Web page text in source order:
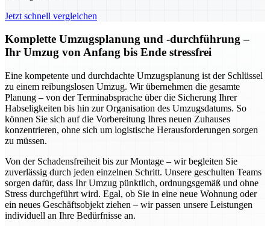
Jetzt schnell vergleichen
Komplette Umzugsplanung und -durchführung –
Ihr Umzug von Anfang bis Ende stressfrei
Eine kompetente und durchdachte Umzugsplanung ist der Schlüssel
zu einem reibungslosen Umzug. Wir übernehmen die gesamte
Planung – von der Terminabsprache über die Sicherung Ihrer
Habseligkeiten bis hin zur Organisation des Umzugsdatums. So
können Sie sich auf die Vorbereitung Ihres neuen Zuhauses
konzentrieren, ohne sich um logistische Herausforderungen sorgen
zu müssen.
Von der Schadensfreiheit bis zur Montage – wir begleiten Sie
zuverlässig durch jeden einzelnen Schritt. Unsere geschulten Teams
sorgen dafür, dass Ihr Umzug pünktlich, ordnungsgemäß und ohne
Stress durchgeführt wird. Egal, ob Sie in eine neue Wohnung oder
ein neues Geschäftsobjekt ziehen – wir passen unsere Leistungen
individuell an Ihre Bedürfnisse an.